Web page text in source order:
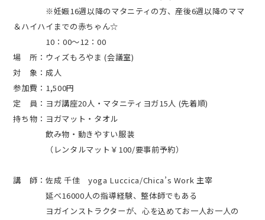
※妊娠16週以降のマタニティの方、産後6週以降のママ
＆ハイハイまでの赤ちゃん☆
10：00～12：00
場 所：ウィズもろやま (会議室)
対 象：成人
参加費：1,500円
定 員：ヨガ講座20人・マタニティヨガ15人 (先着順)
持ち物：ヨガマット・タオル
飲み物・動きやすい服装
（レンタルマット￥100/要事前予約）
講 師：佐成 千佳 yoga Luccica/Chica’s Work 主宰
延べ16000人の指導経験、整体師でもある
ヨガインストラクターが、心を込めてお一人お一人の